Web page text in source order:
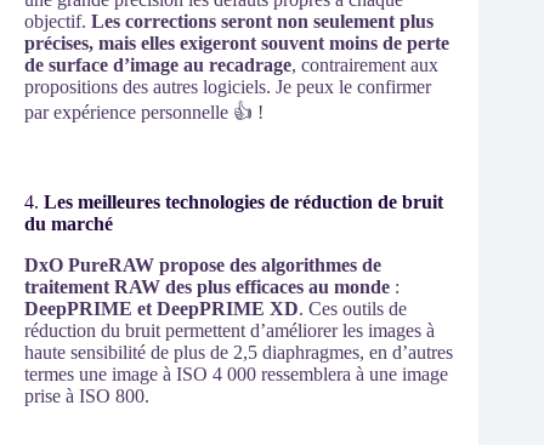
objectif. Les corrections seront non seulement plus
précises, mais elles exigeront souvent moins de perte
de surface d’image au recadrage, contrairement aux
propositions des autres logiciels. Je peux le confirmer
par expérience personnelle 👍 !
4. Les meilleures technologies de réduction de bruit
du marché
DxO PureRAW propose des algorithmes de
traitement RAW des plus efficaces au monde :
DeepPRIME et DeepPRIME XD. Ces outils de
réduction du bruit permettent d’améliorer les images à
haute sensibilité de plus de 2,5 diaphragmes, en d’autres
termes une image à ISO 4 000 ressemblera à une image
prise à ISO 800.